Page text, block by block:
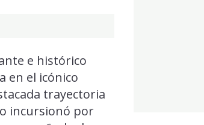
e histórico
en el icónico
trayectoria
incursionó por